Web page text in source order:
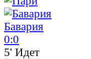
Бавария
0:0
5' Идет